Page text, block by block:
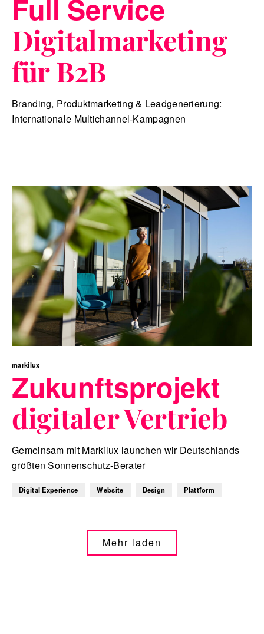
Full Service
Digitalmarketing
für B2B
Branding, Produktmarketing & Leadgenerierung:
Internationale Multichannel-Kampagnen
markilux
Zukunftsprojekt
digitaler Vertrieb
Gemeinsam mit Markilux launchen wir Deutschlands
größten Sonnenschutz-Berater
Digital Experience Website Design Plattform
Mehr laden